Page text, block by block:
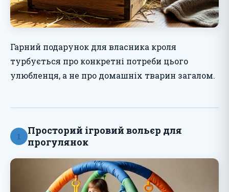
Гарний подарунок для власника кроля
турбується про конкретні потреби цього
улюбленця, а не про домашніх тварин загалом.
1
Просторий ігровий вольєр для
прогулянок